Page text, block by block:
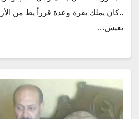
..كان يملك بقرة وعدة قررأ يط من
يعيش…